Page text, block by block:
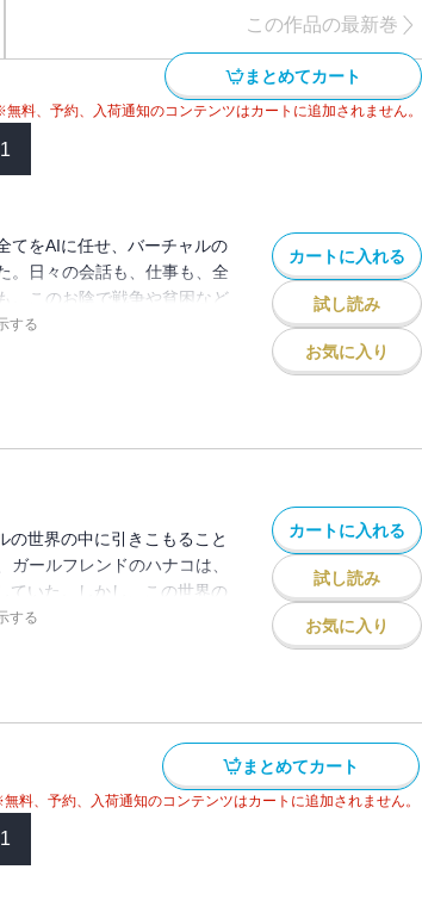
この作品の最新巻
まとめてカート
料、予約、入荷通知のコンテンツはカートに追加されません。
1
てをAIに任せ、バーチャルの
。日々の会話も、仕事も、全
。このお陰で戦争や貧困など
い平和を享受していた。タロ
する
カートに入れる
試し読み
お気に入り
の世界の中に引きこもること
ールフレンドのハナコは、
ていた。しかし、この世界の
・宝城レムの手により、その
する
カートに入れる
試し読み
お気に入り
まとめてカート
料、予約、入荷通知のコンテンツはカートに追加されません。
1